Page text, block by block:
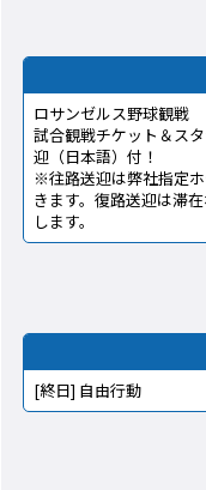
ロサンゼルス野球観戦
試合観戦チケット＆ス
迎（日本語）付！
※往路送迎は弊社指定
きます。復路送迎は滞
します。
[終日] 自由行動